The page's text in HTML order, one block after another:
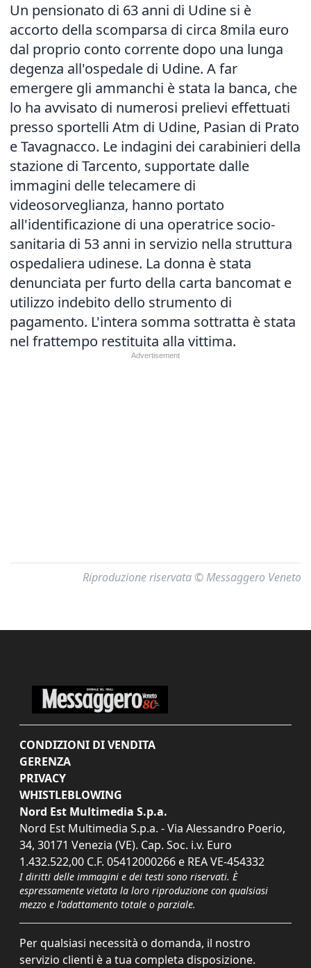
Un pensionato di 63 anni di Udine si è
accorto della scomparsa di circa 8mila euro
dal proprio conto corrente dopo una lunga
degenza all'ospedale di Udine. A far
emergere gli ammanchi è stata la banca, che
lo ha avvisato di numerosi prelievi effettuati
presso sportelli Atm di Udine, Pasian di Prato
e Tavagnacco. Le indagini dei carabinieri della
stazione di Tarcento, supportate dalle
immagini delle telecamere di
videosorveglianza, hanno portato
all'identificazione di una operatrice socio-
sanitaria di 53 anni in servizio nella struttura
ospedaliera udinese. La donna è stata
denunciata per furto della carta bancomat e
utilizzo indebito dello strumento di
pagamento. L'intera somma sottratta è stata
nel frattempo restituita alla vittima.
Riproduzione riservata © Messaggero Veneto
CONDIZIONI DI VENDITA
GERENZA
PRIVACY
WHISTLEBLOWING
Nord Est Multimedia S.p.a.
Nord Est Multimedia S.p.a. - Via Alessandro Poerio,
34, 30171 Venezia (VE). Cap. Soc. i.v. Euro
1.432.522,00 C.F. 05412000266 e REA VE-454332
I diritti delle immagini e dei testi sono riservati. È
espressamente vietata la loro riproduzione con qualsiasi
mezzo e l'adattamento totale o parziale.
Per qualsiasi necessità o domanda, il nostro
servizio clienti è a tua completa disposizione.